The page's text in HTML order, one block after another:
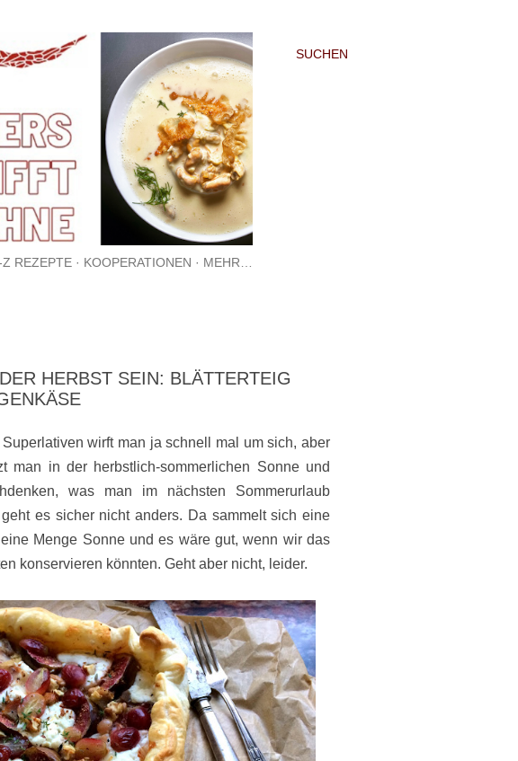
SUCHEN
Z REZEPTE KOOPERATIONEN MEHR…
HERBST SEIN: BLÄTTERTEIG
wirft man ja schnell mal um sich, aber
in der herbstlich-sommerlichen Sonne und
was man im nächsten Sommerurlaub
es sicher nicht anders. Da sammelt sich eine
Menge Sonne und es wäre gut, wenn wir das
konservieren könnten. Geht aber nicht, leider.